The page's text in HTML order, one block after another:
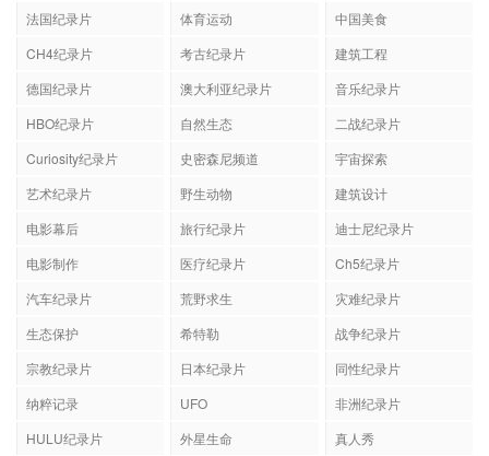
法国纪录片
体育运动
中国美食
CH4纪录片
考古纪录片
建筑工程
德国纪录片
澳大利亚纪录片
音乐纪录片
HBO纪录片
自然生态
二战纪录片
Curiosity纪录片
史密森尼频道
宇宙探索
艺术纪录片
野生动物
建筑设计
电影幕后
旅行纪录片
迪士尼纪录片
电影制作
医疗纪录片
Ch5纪录片
汽车纪录片
荒野求生
灾难纪录片
生态保护
希特勒
战争纪录片
宗教纪录片
日本纪录片
同性纪录片
纳粹记录
UFO
非洲纪录片
HULU纪录片
外星生命
真人秀